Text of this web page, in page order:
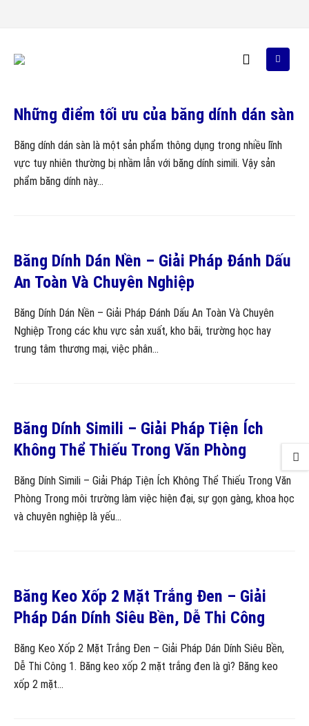
Những điểm tối ưu của băng dính dán sàn
Băng dính dán sàn là một sản phẩm thông dụng trong nhiều lĩnh
vực tuy nhiên thường bị nhầm lẫn với băng dính simili. Vậy sản
phẩm băng dính này...
Băng Dính Dán Nền – Giải Pháp Đánh Dấu
An Toàn Và Chuyên Nghiệp
Băng Dính Dán Nền – Giải Pháp Đánh Dấu An Toàn Và Chuyên
Nghiệp Trong các khu vực sản xuất, kho bãi, trường học hay
trung tâm thương mại, việc phân...
Băng Dính Simili – Giải Pháp Tiện Ích
Không Thể Thiếu Trong Văn Phòng
Băng Dính Simili – Giải Pháp Tiện Ích Không Thể Thiếu Trong Văn
Phòng Trong môi trường làm việc hiện đại, sự gọn gàng, khoa học
và chuyên nghiệp là yếu...
Băng Keo Xốp 2 Mặt Trắng Đen – Giải
Pháp Dán Dính Siêu Bền, Dễ Thi Công
Băng Keo Xốp 2 Mặt Trắng Đen – Giải Pháp Dán Dính Siêu Bền,
Dễ Thi Công 1. Băng keo xốp 2 mặt trắng đen là gì? Băng keo
xốp 2 mặt...